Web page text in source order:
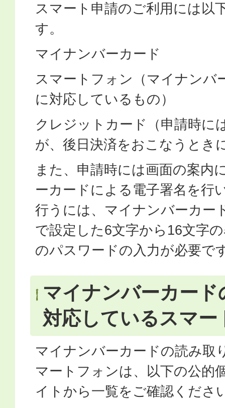
スマート申請のご利用には以
す。
マイナンバーカード
スマートフォン（マイナンバ
に対応しているもの）
クレジットカード（申請時に
が、後日決済をおこなうとき
また、申請時には画面の案内
ーカードによる電子署名を行
行うには、マイナンバーカー
で設定した6文字から16文字
のパスワードの入力が必要で
マイナンバーカード
対応しているスマー
マイナンバーカードの読み取
マートフォンは、以下の公的
イトから一覧をご確認くださ